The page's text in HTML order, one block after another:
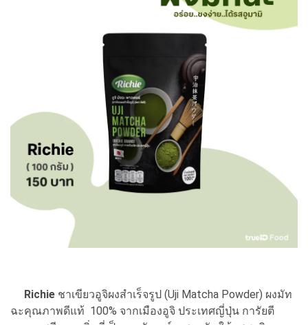
Richie ชาเขียวอูจิผงสำเร็จรูป (Uji Matcha Powder) ผงมัท
ฉะคุณภาพดีแท้ 100% จากเมืองอูจิ ประเทศญี่ปุ่น การัยตี